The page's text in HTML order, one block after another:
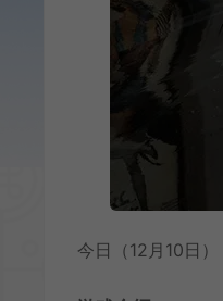
今日（12月10日